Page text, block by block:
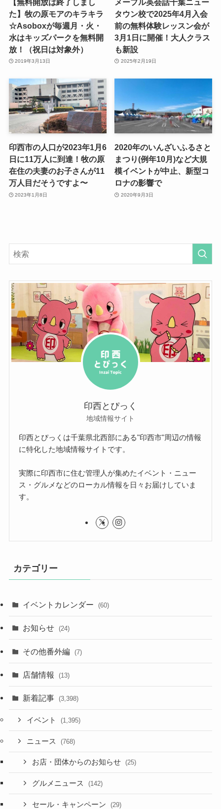
【無料開放は終了しまし
た】牧の原モアのキラキラ
☆Asoboxが毎週月・火・
水はキッズパークを無料開
放！（祝日は対象外）
2019年3月13日
メープル英会話千葉ニュー
タウン校で2025年4月入会
前の無料体験レッスン会が
3月1日に開催！大人クラス
も新設
2025年2月19日
印西市の人口が2023年1月6
日に11万人に到達！牧の原
在住の夫妻のお子さんが11
万人目だそうですよ〜
2023年1月8日
2020年のいんざいふるさと
まつり(例年10月)など大規
模イベントが中止、新型コ
ロナの影響で
2020年9月3日
印西とぴっく
地域情報サイト
印西とぴっくは千葉県北西部にある"印西市"周辺の情報
に特化した地域情報サイトです。
実際に印西市に住む管理人が集めたイベント・ニュー
ス・グルメなどのローカル情報を日々お届けしていま
す。
カテゴリー
イベントカレンダー (60)
お知らせ (24)
その他番外編 (7)
店舗情報 (13)
新着記事 (3,398)
イベント (1,395)
ニュース (768)
お店・団体からのお知らせ (25)
グルメニュース (142)
セール・キャンペーン (29)